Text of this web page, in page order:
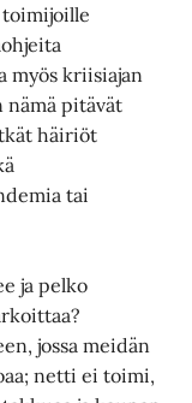
myös kriisiajan
nämä pitävät
häiriöt
tai
ja pelko
jossa meidän
netti ei toimi,